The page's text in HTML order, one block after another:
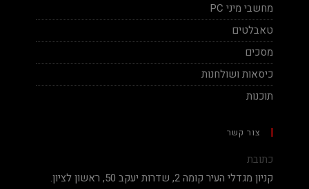
מחשבי מיני PC
טאבלטים
מסכים
כיסאות ושולחנות
תוכנות
צור קשר
כתובת
קניון מגדלי העיר קומה 2, שדרות יעקב 50, ראשון לציון.